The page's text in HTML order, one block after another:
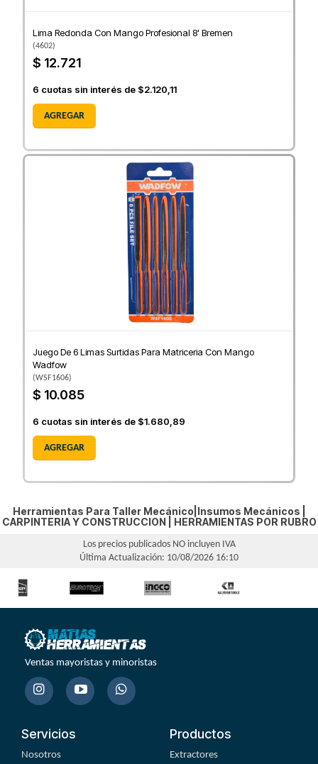
Lima Redonda Con Mango Profesional 8' Bremen
(4602)
$ 12.721
6 cuotas sin interés de $2.120,11
AGREGAR
Juego De 6 Limas Surtidas Para Matriceria Con Mango
Wadfow
(WSF1606)
$ 10.085
6 cuotas sin interés de $1.680,89
AGREGAR
Herramientas Para Taller Mecánico|Insumos Mecánicos |
CARPINTERIA Y CONSTRUCCION| HERRAMIENTAS POR RUBRO
Los precios publicados NO incluyen IVA
Última Actualización: 10/08/2026 16:10
Ventas mayoristas y minoristas
Servicios
Nosotros
Productos
Extractores